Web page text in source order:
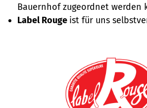
Bauernhof zugeordnet werden
Label Rouge ist für uns